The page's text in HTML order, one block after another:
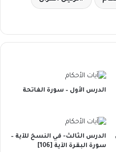
الدرس الأول – سورة الفاتحة
الدرس الثالث- في النسخ للآية –
سورة البقرة الآية [106]